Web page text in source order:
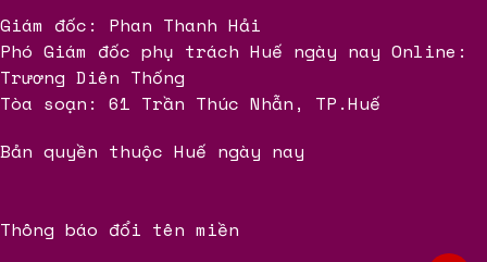
Giám đốc: Phan Thanh Hải
Phó Giám đốc phụ trách Huế ngày nay Online:
Trương Diên Thống
Tòa soạn: 61 Trần Thúc Nhẫn, TP.Huế
Bản quyền thuộc Huế ngày nay
Thông báo đổi tên miền